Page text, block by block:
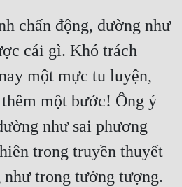
chấn động, dường như
cái gì. Khó trách
một mực tu luyện,
một bước! Ông ý
như sai phương
trong truyền thuyết
như trong tưởng tượng.